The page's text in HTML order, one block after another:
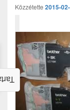
Közzétette 2015-